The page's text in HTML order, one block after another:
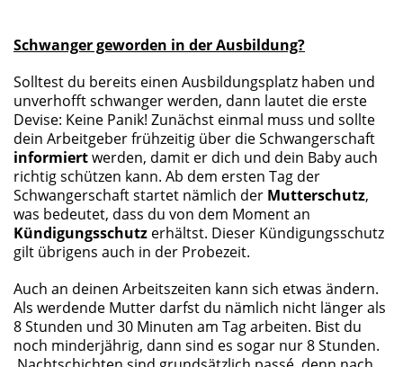
Schwanger geworden in der Ausbildung?
Solltest du bereits einen Ausbildungsplatz haben und
unverhofft schwanger werden, dann lautet die erste
Devise: Keine Panik! Zunächst einmal muss und sollte
dein Arbeitgeber frühzeitig über die Schwangerschaft
informiertwerden, damit er dich und dein Baby auch
richtig schützen kann. Ab dem ersten Tag der
Schwangerschaft startet nämlich der Mutterschutz,
was bedeutet, dass du von dem Moment an
Kündigungsschutz erhältst. Dieser Kündigungsschutz
gilt übrigens auch in der Probezeit.
Auch an deinen Arbeitszeiten kann sich etwas ändern.
Als werdende Mutter darfst du nämlich nicht länger als
8 Stunden und 30 Minuten am Tag arbeiten. Bist du
noch minderjährig, dann sind es sogar nur 8 Stunden.